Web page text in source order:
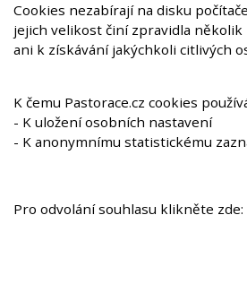
Cookies nezabírají na disku
jejich velikost činí zpravidla několik
ani k získávání jakýchkoli citlivých
K čemu Pastorace.cz cookies
- K uložení osobních nastavení
- K anonymnímu statistickému
Pro odvolání souhlasu klikněte zde: